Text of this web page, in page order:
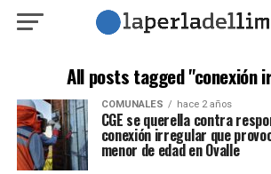
All posts tagged "conexión
COMUNALES hace 2 años
CGE se querella contra
conexión irregular que
menor de edad en Ovalle